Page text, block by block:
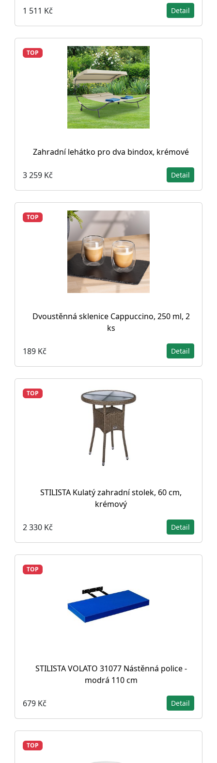
1 511 Kč Detail
TOP
Zahradní lehátko pro dva bindox, krémové
3 259 Kč Detail
TOP
Dvoustěnná sklenice Cappuccino, 250 ml, 2
ks
189 Kč Detail
TOP
STILISTA Kulatý zahradní stolek, 60 cm,
krémový
2 330 Kč Detail
TOP
STILISTA VOLATO 31077 Nástěnná police -
modrá 110 cm
679 Kč Detail
TOP